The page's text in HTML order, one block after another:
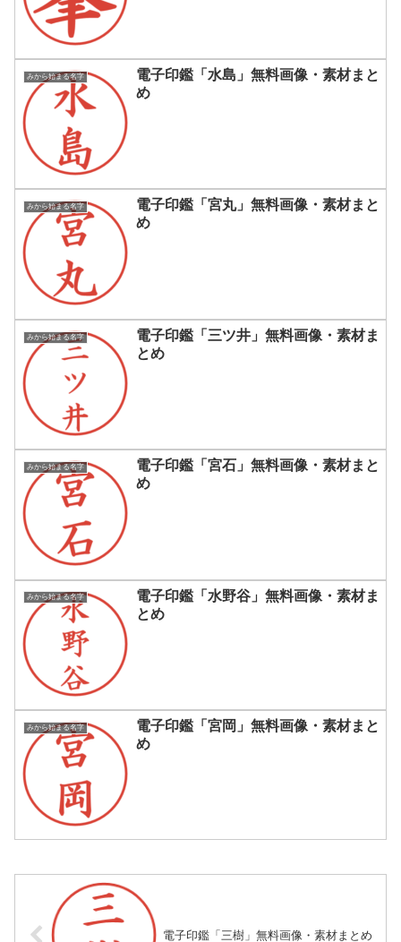
みから始まる名字
電子印鑑「水島」無料画像・素材まと
め
みから始まる名字
電子印鑑「宮丸」無料画像・素材まと
め
みから始まる名字
電子印鑑「三ツ井」無料画像・素材ま
とめ
みから始まる名字
電子印鑑「宮石」無料画像・素材まと
め
みから始まる名字
電子印鑑「水野谷」無料画像・素材ま
とめ
みから始まる名字
電子印鑑「宮岡」無料画像・素材まと
め
電子印鑑「三樹」無料画像・素材まとめ